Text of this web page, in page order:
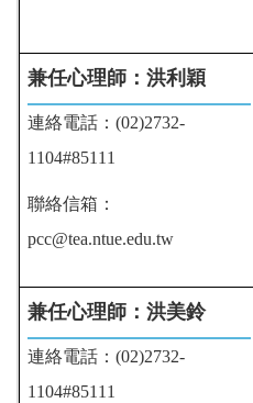
兼任心理師：洪利穎
連絡電話：(02)2732-
1104#85111
聯絡信箱：
pcc@tea.ntue.edu.tw
兼任心理師：洪美鈴
連絡電話：(02)2732-
1104#85111